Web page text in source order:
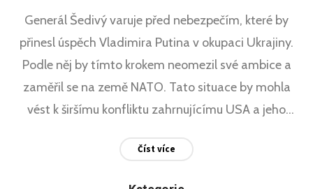
Generál Šedivý varuje před nebezpečím, které by
přinesl úspěch Vladimira Putina v okupaci Ukrajiny.
Podle něj by tímto krokem neomezil své ambice a
zaměřil se na země NATO. Tato situace by mohla
vést k širšímu konfliktu zahrnujícímu USA a jeho
geopolitické aspirace a eskalovat globální konflikt.
Číst více